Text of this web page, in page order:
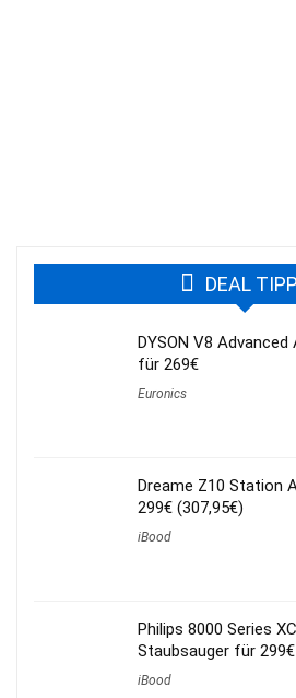
DEAL
DYSON V8
für 269€
Euronics
Dreame Z10 Station
299€ (307,95€)
iBood
Philips 8000 Series
Staubsauger für
iBood